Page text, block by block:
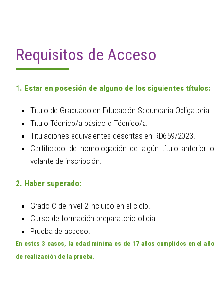
Requisitos de Acceso
1. Estar en posesión de alguno de los siguientes títulos:
Título de Graduado en Educación Secundaria Obligatoria.
Título Técnico/a básico o Técnico/a.
Titulaciones equivalentes descritas en RD659/2023.
Certificado de homologación de algún título anterior o
volante de inscripción.
2. Haber superado:
Grado C de nivel 2 incluido en el ciclo.
Curso de formación preparatorio oficial.
Prueba de acceso.
En estos 3 casos, la edad mínima es de 17 años cumplidos en el año
de realización de la prueba.